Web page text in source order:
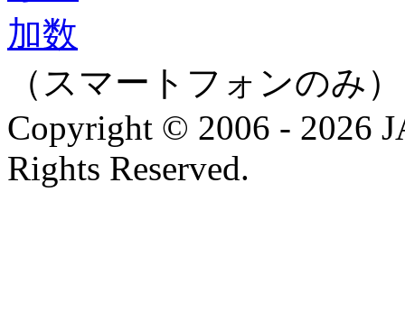
（スマートフォンのみ）
Copyright © 2006 - 2026
Rights Reserved.